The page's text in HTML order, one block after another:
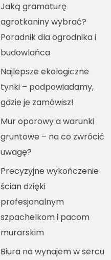
Jaką gramaturę
agrotkaniny wybrać?
Poradnik dla ogrodnika i
budowlańca
Najlepsze ekologiczne
tynki – podpowiadamy,
gdzie je zamówisz!
Mur oporowy a warunki
gruntowe – na co zwrócić
uwagę?
Precyzyjne wykończenie
ścian dzięki
profesjonalnym
szpachelkom i pacom
murarskim
Biura na wynajem w sercu